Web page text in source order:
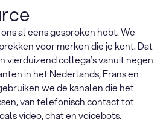
al eens gesproken hebt. We
voor merken die je kent. Dat
vierduizend collega’s vanuit negen
in het Nederlands, Frans en
we de kanalen die het
van telefonisch contact tot
video, chat en voicebots.